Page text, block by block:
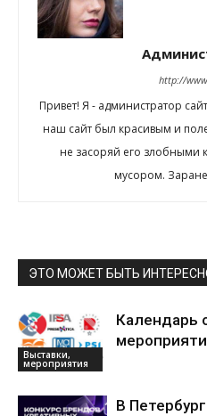
http://
Привет! Я - администратор
наш сайт был красивым и
не засоряй его злобными
мусором.
ЭТО МОЖЕТ БЫТЬ
Выставки,
мероприятия
Календарь
В